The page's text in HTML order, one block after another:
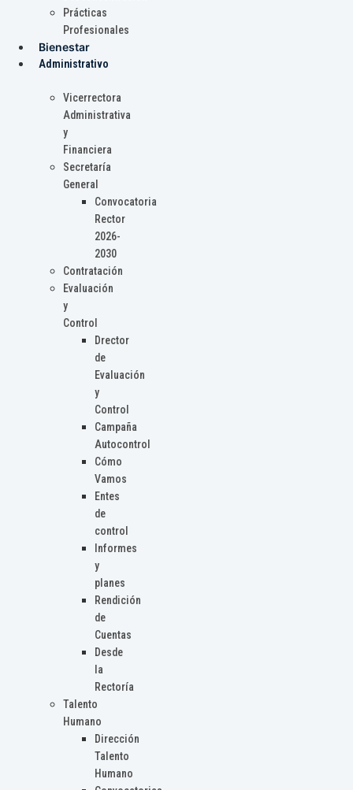
Prácticas
Profesionales
Bienestar
Administrativo
Vicerrectora
Administrativa
y
Financiera
Secretaría
General
Convocatoria
Rector
2026-
2030
Contratación
Evaluación
y
Control
Drector
de
Evaluación
y
Control
Campaña
Autocontrol
Cómo
Vamos
Entes
de
control
Informes
y
planes
Rendición
de
Cuentas
Desde
la
Rectoría
Talento
Humano
Dirección
Talento
Humano